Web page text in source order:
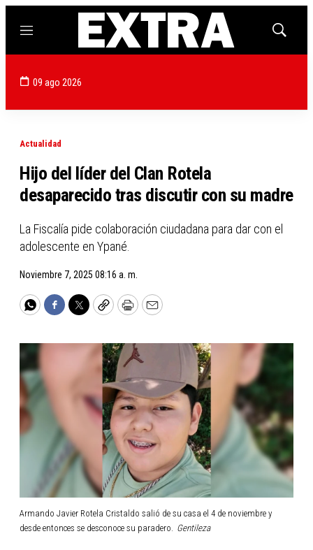
Menú
Mostrar
09 ago 2026
Actualidad
Hijo del líder del Clan Rotela
desaparecido tras discutir con su madre
La Fiscalía pide colaboración ciudadana para dar con el
adolescente en Ypané.
Noviembre 7, 2025 08:16 a. m.
WhatsApp
Facebook
TwitterCopyPrintEmail
Armando Javier Rotela Cristaldo salió de su casa el 4 de noviembre y
desde entonces se desconoce su paradero.
Gentileza